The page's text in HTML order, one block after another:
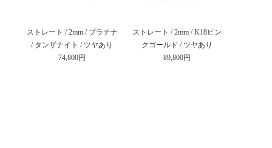
ストレート / 2mm / プラチナ
/ タンザナイト / ツヤあり
74,800円
ストレート / 2mm / K18ピン
クゴールド / ツヤあり
89,800円